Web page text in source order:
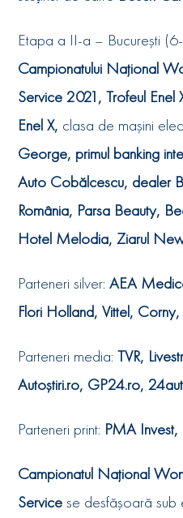
Etapa a II-a – București
Campionatului Național
Service 2021, Trofeul Enel
Enel X, clasa de maşini
George, primul banking
Auto Cobălcescu, dealer
România, Parsa Beauty,
Hotel Melodia, Ziarul
Parteneri silver:AEA
Flori Holland, Vittel,
Parteneri media:TVR,
Autoştiri.ro, GP24.ro,
Parteneri print: PMA Invest,
Campionatul Național
Servicese desfăşoară sub